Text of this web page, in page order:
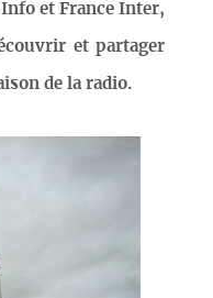
et France Inter,
et partager
de la radio.